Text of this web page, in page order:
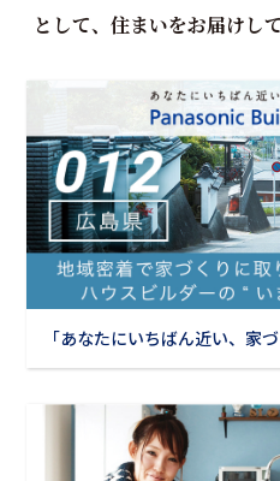
として、住まいをお届けして
「あなたにいちばん近い、家